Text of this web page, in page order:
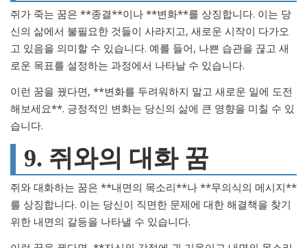
쥐가 죽는 꿈은 **종결**이나 **변화**를 상징합니다. 이는 당
신의 삶에서 불필요한 것들이 사라지고, 새로운 시작이 다가오
고 있음을 의미할 수 있습니다. 예를 들어, 나쁜 습관을 끊고 새
로운 목표를 설정하는 과정에서 나타날 수 있습니다.
이런 꿈을 꿨다면, **변화를 두려워하지 말고 새로운 일에 도전
해보세요**. 긍정적인 변화는 당신의 삶에 큰 영향을 미칠 수 있
습니다.
9. 쥐와의 대화 꿈
쥐와 대화하는 꿈은 **내면의 목소리**나 **무의식의 메시지**
를 상징합니다. 이는 당신이 직면한 문제에 대한 해결책을 찾기
위한 내면의 갈등을 나타낼 수 있습니다.